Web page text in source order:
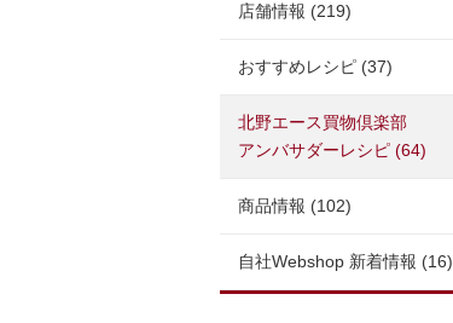
店舗情報 (219)
おすすめレシピ (37)
北野エース買物倶楽部
アンバサダーレシピ (64)
商品情報 (102)
自社Webshop 新着情報 (16)